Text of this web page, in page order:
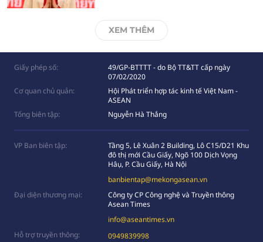
XEM THÊM
Giấy phép số:
49/GP-BTTTT - do Bộ TT&TT cấp ngày
07/02/2020
Cơ quan chủ quản:
Hội Phát triển hợp tác kinh tế Việt Nam -
ASEAN
Tổng biên tập:
Nguyễn Hà Thắng
VP Ban biên tập:
Tầng 5, Lê Xuân 2 Building, Lô C15/D21 Khu
đô thị mới Cầu Giấy, Ngõ 100 Dịch Vọng
Hâụ, P. Cầu Giấy, Hà Nội
banbientap@mekongasean.vn
Đại diện thương mại:
Công ty CP Công nghệ và Truyền thông
Asean Times
info@aseantimes.vn
Hỗ trợ truyền thông:
0949839998